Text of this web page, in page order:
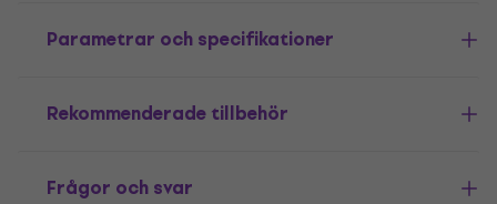
Parametrar och specifikationer
Rekommenderade tillbehör
Frågor och svar